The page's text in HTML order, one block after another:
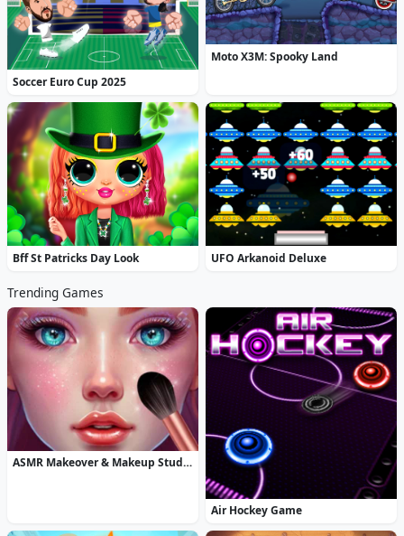
Soccer Euro Cup 2025
Moto X3M: Spooky Land
Bff St Patricks Day Look UFO Arkanoid Deluxe
Trending Games
ASMR Makeover & Makeup Studio
Air Hockey Game